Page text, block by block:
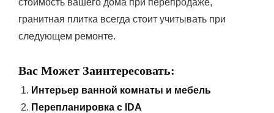
гранитная плитка всегда стоит учитывать при
следующем ремонте.
Вас Может Заинтересовать:
Интерьер ванной комнаты и мебель
Перепланировка с IDA